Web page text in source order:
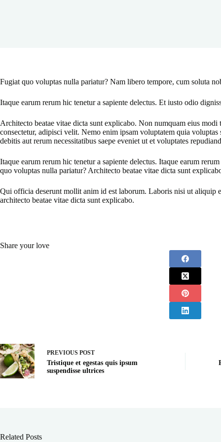
Fugiat quo voluptas nulla pariatur? Nam libero tempore, cum soluta
Itaque earum rerum hic tenetur a sapiente delectus. Et iusto odio
Architecto beatae vitae dicta sunt explicabo. Non numquam eius
consectetur, adipisci velit. Nemo enim ipsam voluptatem quia
debitis aut rerum necessitatibus saepe eveniet ut et voluptates
Itaque earum rerum hic tenetur a sapiente delectus. Itaque earum
quo voluptas nulla pariatur? Architecto beatae vitae dicta sunt
Qui officia deserunt mollit anim id est laborum. Laboris nisi ut aliquip
architecto beatae vitae dicta sunt explicabo.
Share your love
PREVIOUS POST
Tristique et egestas quis ipsum
suspendisse ultrices
Related Posts